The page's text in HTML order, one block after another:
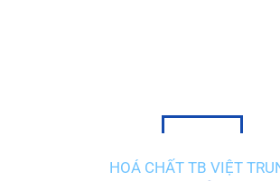
HOÁ CHẤT TB VIỆT